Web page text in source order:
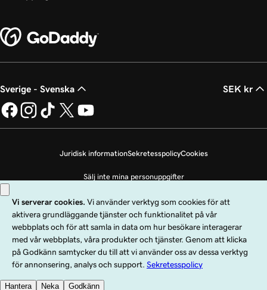
Sverige - Svenska SEK kr
Juridisk informationSekretesspolicyCookies
Sälj inte mina personuppgifter
Copyright © 1999 - 2026 GoDaddy Operating Company, LLC. Med ensamrätt.
Ordmärket GoDaddy är ett registrerat varumärke som tillhör GoDaddy
Operating Company, LLC i USA och andra länder. Logotypen ”GO” är ett
registrerat varumärke som tillhör GoDaddy.com, LLC i USA.
Användning av den här webbplatsen omfattas av användarvillkoren. Genom att
använda den här webbplatsen samtycker du till att omfattas av dessa
användningsvillkor